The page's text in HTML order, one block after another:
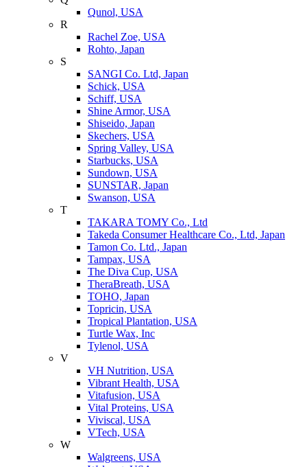
Qunol, USA
R
Rachel Zoe, USA
Rohto, Japan
S
SANGI Co. Ltd, Japan
Schick, USA
Schiff, USA
Shine Armor, USA
Shiseido, Japan
Skechers, USA
Spring Valley, USA
Starbucks, USA
Sundown, USA
SUNSTAR, Japan
Swanson, USA
T
TAKARA TOMY Co., Ltd
Takeda Consumer Healthcare Co., Ltd, Japan
Tamon Co. Ltd., Japan
Tampax, USA
The Diva Cup, USA
TheraBreath, USA
TOHO, Japan
Topricin, USA
Tropical Plantation, USA
Turtle Wax, Inc
Tylenol, USA
V
VH Nutrition, USA
Vibrant Health, USA
Vitafusion, USA
Vital Proteins, USA
Viviscal, USA
VTech, USA
W
Walgreens, USA